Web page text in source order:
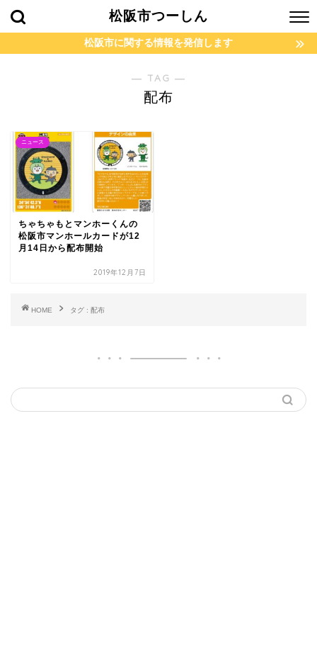
松阪市つーしん
松阪市に関する情報を発信します
― TAG ―
配布
ニュース
ちゃちゃもとマンホーくんの
松阪市マンホールカードが12
月14日から配布開始
2019年12月7日
HOME タグ : 配布